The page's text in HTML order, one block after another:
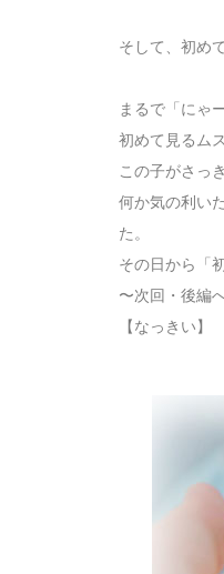
そして、初め
まるで「にゃ
初めて見るム
この子がさっ
何か気の利い
た。
その日から「
〜次回・後編
【なっきい】